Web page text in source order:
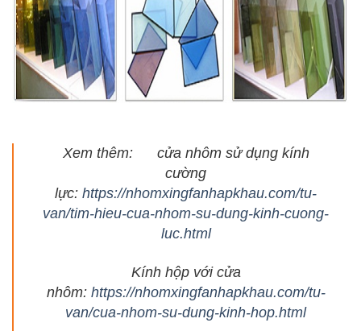
Xem thêm: cửa nhôm sử dụng kính
cường
lực:https://nhomxingfanhapkhau.com/tu-
van/tim-hieu-cua-nhom-su-dung-kinh-cuong-
luc.html
Kính hộp với cửa
nhôm: https://nhomxingfanhapkhau.com/tu-
van/cua-nhom-su-dung-kinh-hop.html